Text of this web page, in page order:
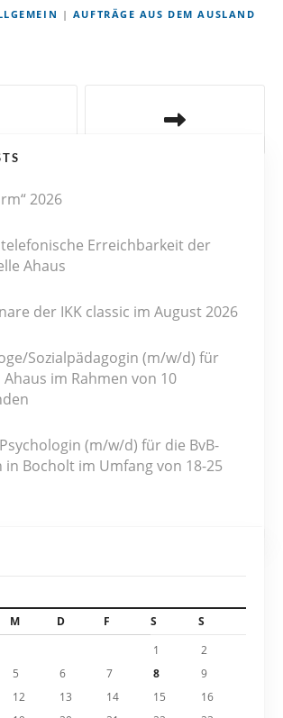
| AUFTRÄGE AUS DEM AUSLAND
2026
Erreichbarkeit der
Ahaus
der IKK classic im August 2026
Sozialpädagogin (m/w/d) für
Ahaus im Rahmen von 10
(m/w/d) für die BvB-
in Bocholt im Umfang von 18-25
M D F S
S
1
2
5 6 7 8
9
12 13 14 15
16